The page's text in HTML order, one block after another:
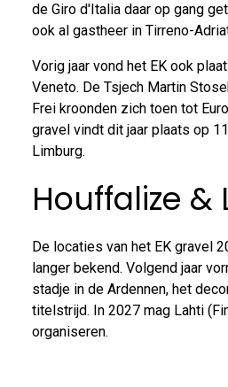
de Giro d'Italia daar op gang
ook al gastheer in Tirreno-
Vorig jaar vond het EK ook
Veneto. De Tsjech Martin
Frei kroonden zich toen tot
gravel vindt dit jaar plaats op
Limburg.
Houffalize &
De locaties van het EK gravel
langer bekend. Volgend jaar
stadje in de Ardennen, het
titelstrijd. In 2027 mag Lahti
organiseren.